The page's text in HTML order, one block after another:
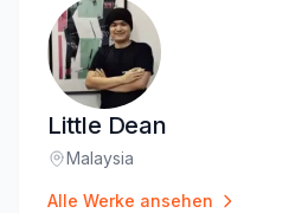
Little Dean
Standort:
Malaysia
Alle Werke ansehen